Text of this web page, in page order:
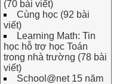
(70 bài viết)
Cùng học (92 bài
viết)
Learning Math: Tin
học hỗ trợ học Toán
trong nhà trường (78 bài
viết)
School@net 15 năm